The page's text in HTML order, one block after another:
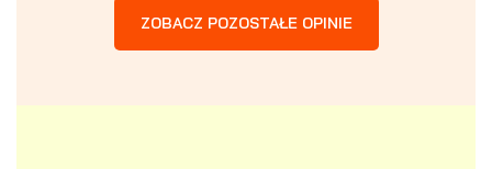
ZOBACZ POZOSTAŁE OPINIE